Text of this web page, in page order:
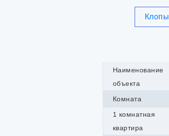
Клопы
Наименование
объекта
Комната
1 комнатная
квартира